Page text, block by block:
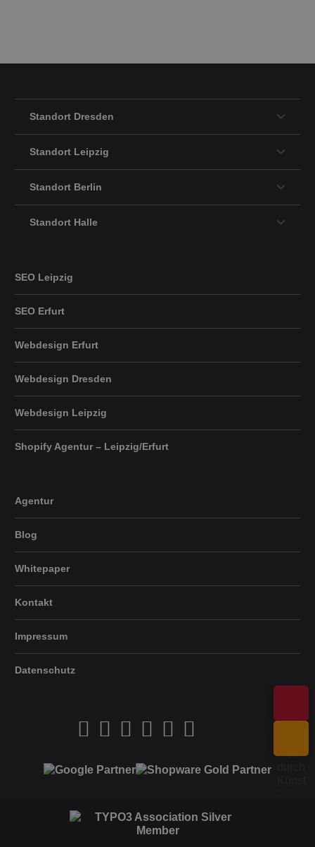
Standort Dresden
Standort Leipzig
Standort Berlin
Standort Halle
SEO Leipzig
SEO Erfurt
Webdesign Erfurt
Webdesign Dresden
Webdesign Leipzig
Shopify Agentur – Leipzig/Erfurt
Agentur
Blog
Whitepaper
Kontakt
Impressum
Datenschutz